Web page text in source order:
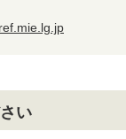
い